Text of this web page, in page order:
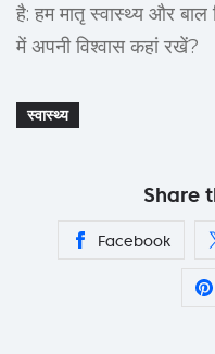
है: हम मातृ स्वास्थ्य और
में अपनी विश्वास कहां रखें?
स्वास्थ्य
Share
Facebook